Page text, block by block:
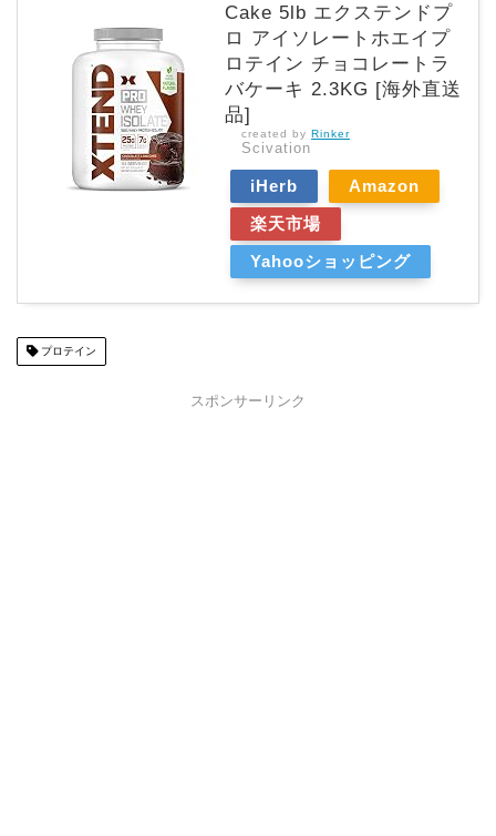
Cake 5lb エクステンドプ
ロ アイソレートホエイプ
ロテイン チョコレートラ
バケーキ 2.3KG [海外直送
品]
created by Rinker
Scivation
iHerb
Amazon
楽天市場
Yahooショッピング
プロテイン
スポンサーリンク